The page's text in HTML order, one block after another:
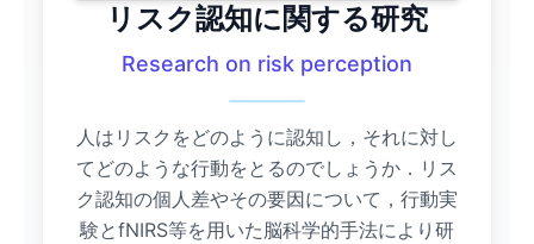
リスク認知に関する研究
Research on risk perception
人はリスクをどのように認知し，それに対し
てどのような行動をとるのでしょうか．リス
ク認知の個人差やその要因について，行動実
験とfNIRS等を用いた脳科学的手法により研